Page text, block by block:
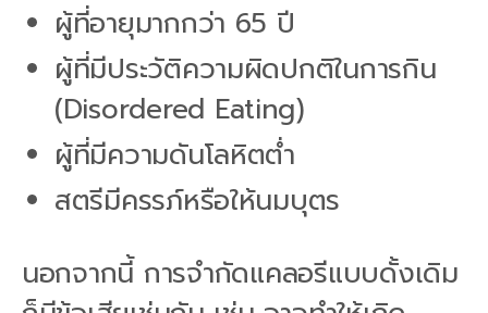
ผู้ที่อายุมากกว่า 65 ปี
ผู้ที่มีประวัติความผิดปกติในการกิน
(Disordered Eating)
ผู้ที่มีความดันโลหิตต่ำ
สตรีมีครรภ์หรือให้นมบุตร
นอกจากนี้ การจำกัดแคลอรีแบบดั้งเดิม